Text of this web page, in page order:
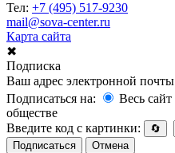
Тел: +7 (495) 517-9230
mail@sova-center.ru
Карта сайта
✖
Подписка
Ваш адрес электронной почты
Подписаться на:
Весь сайт
обществе
Введите код с картинки:
🔄
Подписаться
Отмена